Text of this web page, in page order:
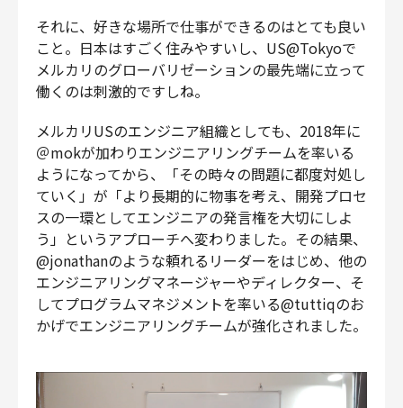
それに、好きな場所で仕事ができるのはとても良い
こと。日本はすごく住みやすいし、US@Tokyoで
メルカリのグローバリゼーションの最先端に立って
働くのは刺激的ですしね。
メルカリUSのエンジニア組織としても、2018年に
＠mokが加わりエンジニアリングチームを率いる
ようになってから、「その時々の問題に都度対処し
ていく」が「より長期的に物事を考え、開発プロセ
スの一環としてエンジニアの発言権を大切にしよ
う」というアプローチへ変わりました。その結果、
@jonathanのような頼れるリーダーをはじめ、他の
エンジニアリングマネージャーやディレクター、そ
してプログラムマネジメントを率いる@tuttiqのお
かげでエンジニアリングチームが強化されました。